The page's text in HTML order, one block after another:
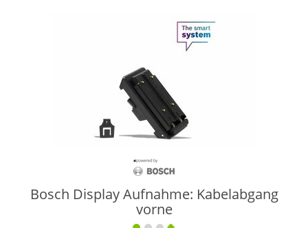
Bosch Display Aufnahme: Kabelabgang
vorne